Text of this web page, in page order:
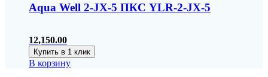
Aqua Well 2-JX-5 ПКС YLR-2-JX-5
12,150.00
Купить в 1 клик
В корзину